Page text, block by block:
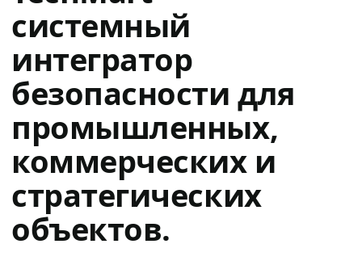
системный
интегратор
безопасности для
промышленных,
коммерческих и
стратегических
объектов.